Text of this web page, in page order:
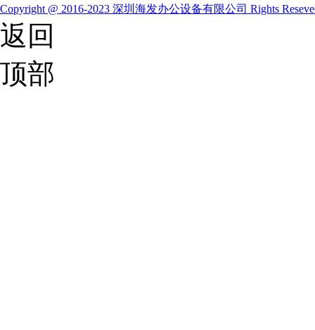
Copyright @ 2016-2023 深圳海发办公设备有限公司 Rights
返回
顶部